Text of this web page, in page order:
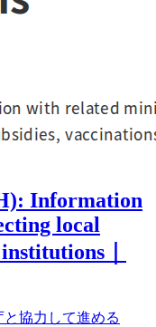
Information
local
｜
協力して進める